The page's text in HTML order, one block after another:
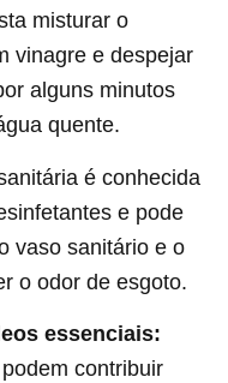
misturar o
vinagre e despejar
alguns minutos
quente.
é conhecida
e pode
vaso sanitário e o
o odor de esgoto.
essenciais:
contribuir